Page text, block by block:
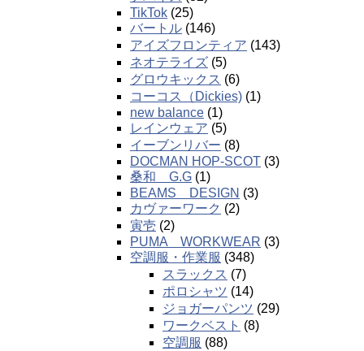
TikTok (25)
バートル (146)
アイズフロンティア (143)
ネオテライズ (5)
グロウキックス (6)
コーコス（Dickies) (1)
new balance (1)
レインウェア (5)
イーブンリバー (8)
DOCMAN HOP-SCOT (3)
桑和 G.G (1)
BEAMS DESIGN (3)
カヴァーワーク (2)
寅壱 (2)
PUMA WORKWEAR (3)
空調服・作業服 (348)
スラックス (7)
ポロシャツ (14)
ジョガーパンツ (29)
ワークベスト (8)
空調服 (88)